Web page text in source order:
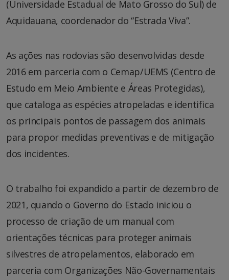
(Universidade Estadual de Mato Grosso do Sul) de
Aquidauana, coordenador do “Estrada Viva”.
As ações nas rodovias são desenvolvidas desde
2016 em parceria com o Cemap/UEMS (Centro de
Estudo em Meio Ambiente e Áreas Protegidas),
que cataloga as espécies atropeladas e identifica
os principais pontos de passagem dos animais
para propor medidas preventivas e de mitigação
dos incidentes.
O trabalho foi expandido a partir de dezembro de
2021, quando o Governo do Estado iniciou o
processo de criação de um manual com
orientações técnicas para proteger animais
silvestres de atropelamentos, elaborado em
parceria com Organizações Não-Governamentais